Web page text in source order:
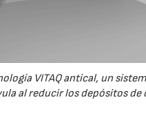
VITAQ antical, un
al reducir los depósitos de